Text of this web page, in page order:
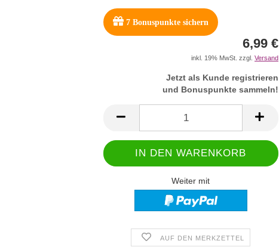
7Bonuspunkte sichern
6,99 €
inkl. 19% MwSt. zzgl. Versand
Jetzt als Kunde registrieren
und Bonuspunkte sammeln!
Weiter mit
AUF DEN MERKZETTEL